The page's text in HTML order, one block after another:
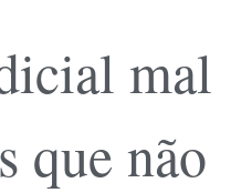
mal
que não